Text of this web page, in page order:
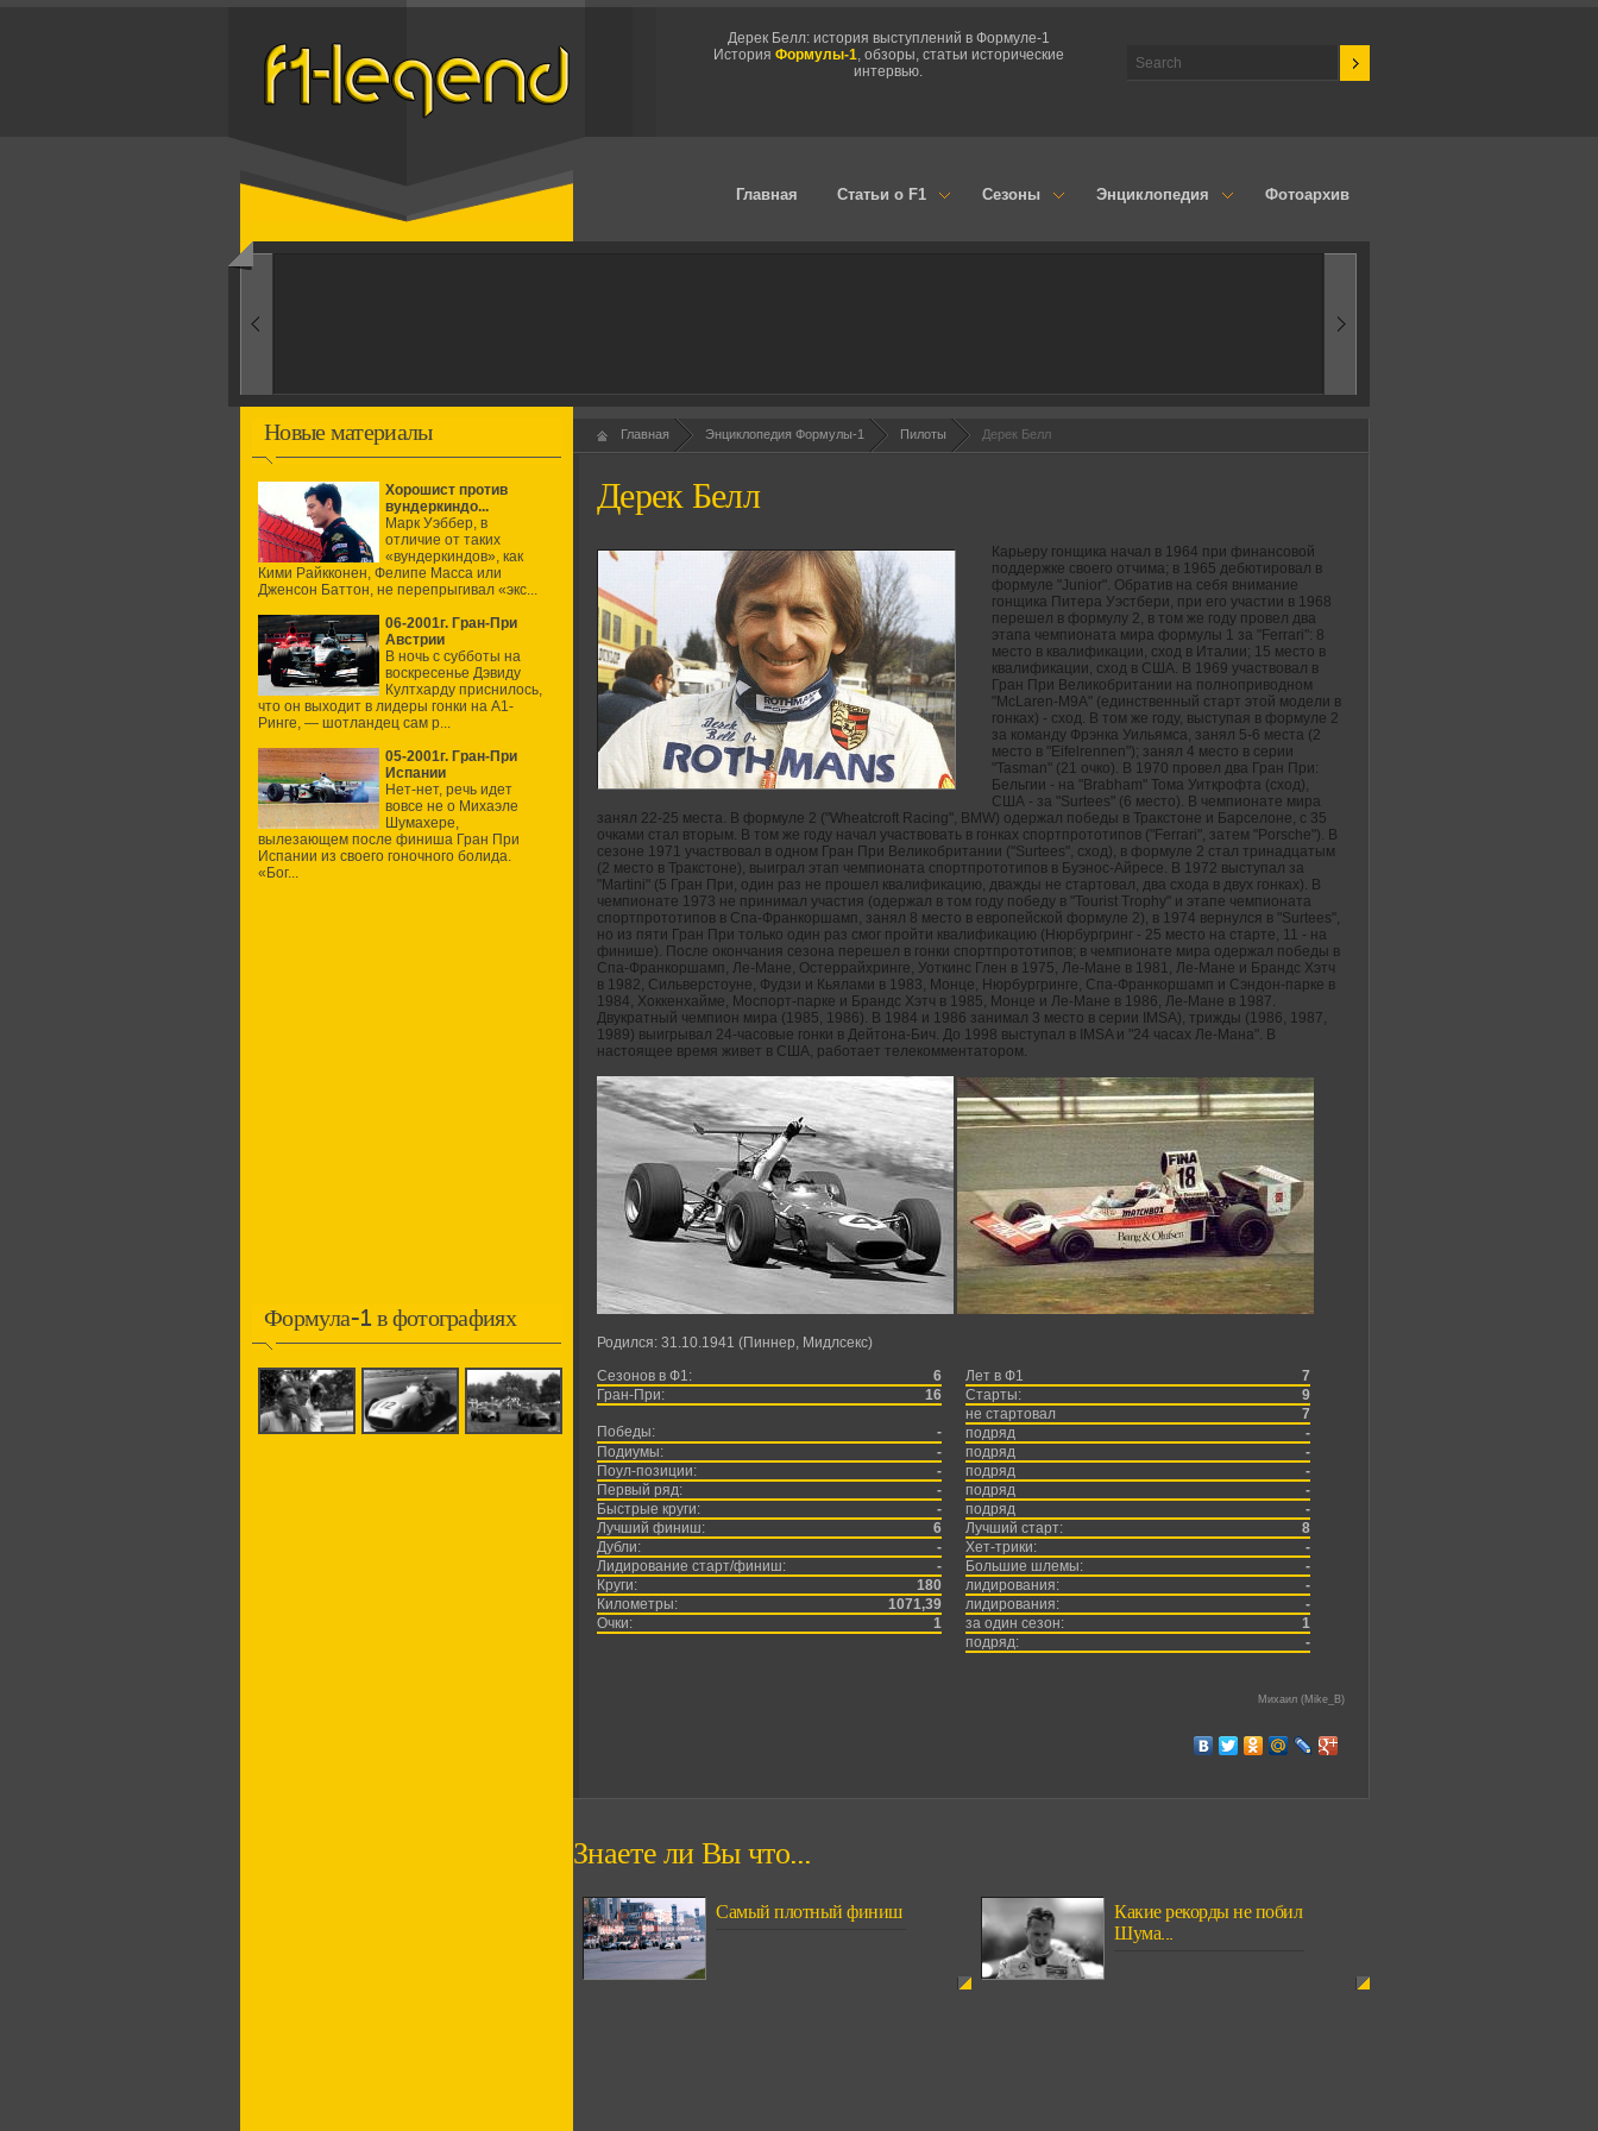
Дерек Белл: история выступлений в Формуле-1
История Формулы-1, обзоры, статьи исторические
интервью.
Главная Статьи о F1 Сезоны Энциклопедия Фотоархив
1960-ые
Новые материалы
Хорошист против
вундеркиндо...
Марк Уэббер, в
отличие от таких
«вундеркиндов», как
Кими Райкконен, Фелипе Масса или
Дженсон Баттон, не перепрыгивал «экс...
06-2001г. Гран-При
Австрии
В ночь с субботы на
воскресенье Дэвиду
Култхарду приснилось,
что он выходит в лидеры гонки на А1-
Ринге, — шотландец сам р...
05-2001г. Гран-При
Испании
Нет-нет, речь идет
вовсе не о Михаэле
Шумахере,
вылезающем после финиша Гран При
Испании из своего гоночного болида.
«Бог...
Формула-1 в фотографиях
Главная Энциклопедия Формулы-1 Пилоты Дерек Белл
Дерек Белл
Карьеру гонщика начал в 1964 при финансовой
поддержке своего отчима; в 1965 дебютировал в
формуле "Junior". Обратив на себя внимание
гонщика Питера Уэстбери, при его участии в 1968
перешел в формулу 2, в том же году провел два
этапа чемпионата мира формулы 1 за "Ferrari": 8
место в квалификации, сход в Италии; 15 место в
квалификации, сход в США. В 1969 участвовал в
Гран При Великобритании на полноприводном
"McLaren-M9A" (единственный старт этой модели в
гонках) - сход. В том же году, выступая в формуле 2
за команду Фрэнка Уильямса, занял 5-6 места (2
место в "Eifelrennen"); занял 4 место в серии
"Tasman" (21 очко). В 1970 провел два Гран При:
Бельгии - на "Brabham" Тома Уиткрофта (сход),
США - за "Surtees" (6 место). В чемпионате мира
занял 22-25 места. В формуле 2 ("Wheatcroft Racing", BMW) одержал победы в Тракстоне и Барселоне, с 35
очками стал вторым. В том же году начал участвовать в гонках спортпрототипов ("Ferrari", затем "Porsche"). В
сезоне 1971 участвовал в одном Гран При Великобритании ("Surtees", сход), в формуле 2 стал тринадцатым
(2 место в Тракстоне), выиграл этап чемпионата спортпрототипов в Буэнос-Айресе. В 1972 выступал за
"Martini" (5 Гран При, один раз не прошел квалификацию, дважды не стартовал, два схода в двух гонках). В
чемпионате 1973 не принимал участия (одержал в том году победу в "Tourist Trophy" и этапе чемпионата
спортпрототипов в Спа-Франкоршамп, занял 8 место в европейской формуле 2), в 1974 вернулся в "Surtees",
но из пяти Гран При только один раз смог пройти квалификацию (Нюрбургринг - 25 место на старте, 11 - на
финише). После окончания сезона перешел в гонки спортпрототипов; в чемпионате мира одержал победы в
Спа-Франкоршамп, Ле-Мане, Остеррайхринге, Уоткинс Глен в 1975, Ле-Мане в 1981, Ле-Мане и Брандс Хэтч
в 1982, Сильверстоуне, Фудзи и Кьялами в 1983, Монце, Нюрбургринге, Спа-Франкоршамп и Сэндон-парке в
1984, Хоккенхайме, Моспорт-парке и Брандс Хэтч в 1985, Монце и Ле-Мане в 1986, Ле-Мане в 1987.
Двукратный чемпион мира (1985, 1986). В 1984 и 1986 занимал 3 место в серии IMSA), трижды (1986, 1987,
1989) выигрывал 24-часовые гонки в Дейтона-Бич. До 1998 выступал в IMSA и "24 часах Ле-Мана". В
настоящее время живет в США, работает телекомментатором.
Родился: 31.10.1941 (Пиннер, Мидлсекс)
Сезонов в Ф1:
6 Лет в Ф1
7
Гран-При:
16 Старты:
9
не стартовал
7
Победы:
- подряд
-
Подиумы:
- подряд
-
Поул-позиции:
- подряд
-
Первый ряд:
- подряд
-
Быстрые круги:
- подряд
-
Лучший финиш:
6 Лучший старт:
8
Дубли:
- Хет-трики:
-
Лидирование старт/финиш:
- Большие шлемы:
-
Круги:
180 лидирования:
-
Километры:
1071,39 лидирования:
-
Очки:
1 за один сезон:
1
подряд:
-
Михаил (Mike_B)
Знаете ли Вы что...
Самый плотный финиш
Какие рекорды не побил
Шума...